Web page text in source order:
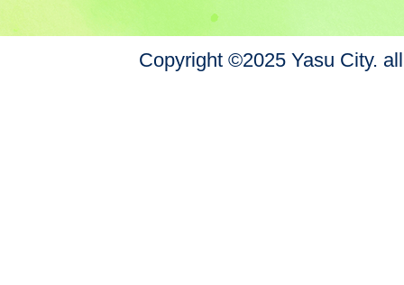
Copyright ©2025 Yasu City.